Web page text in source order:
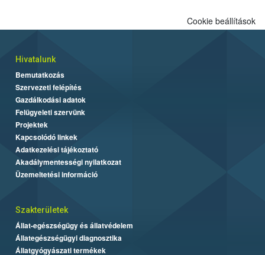
Cookie beállítások
Hivatalunk
Bemutatkozás
Szervezeti felépítés
Gazdálkodási adatok
Felügyeleti szervünk
Projektek
Kapcsolódó linkek
Adatkezelési tájékoztató
Akadálymentességi nyilatkozat
Üzemeltetési információ
Szakterületek
Állat-egészségügy és állatvédelem
Állategészségügyi diagnosztika
Állatgyógyászati termékek